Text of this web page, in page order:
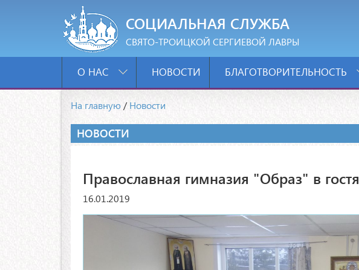
СОЦИАЛЬНАЯ СЛУЖБА
СВЯТО-ТРОИЦКОЙ СЕРГИЕВОЙ ЛАВРЫ
О НАС НОВОСТИ БЛАГОТВОРИТЕЛЬНОСТЬ
На главную /Новости
НОВОСТИ
Православная гимназия "Образ" в
16.01.2019